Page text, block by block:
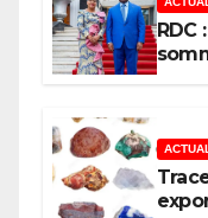
RDC